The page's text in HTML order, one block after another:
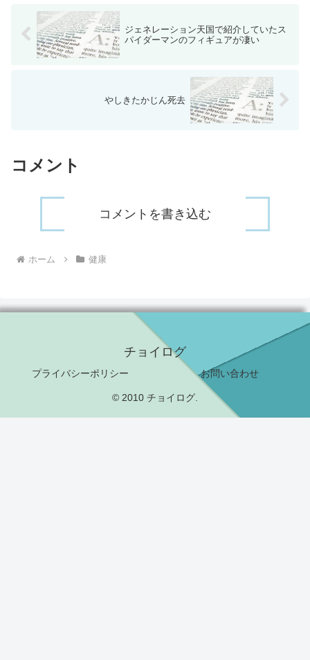
ジェネレーション天国で紹介していたス
パイダーマンのフィギュアが凄い
やしきたかじん死去
コメント
コメントを書き込む
ホーム 健康
チョイログ
プライバシーポリシー お問い合わせ
© 2010 チョイログ.